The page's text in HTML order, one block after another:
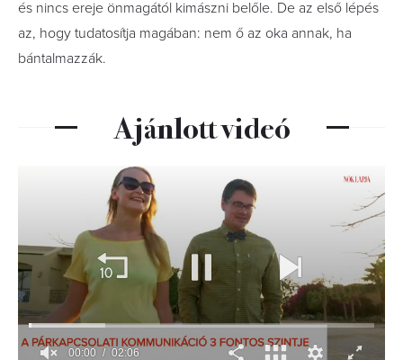
és nincs ereje önmagától kimászni belőle. De az első lépés
az, hogy tudatosítja magában: nem ő az oka annak, ha
bántalmazzák.
Ajánlott videó
00:01 02:06